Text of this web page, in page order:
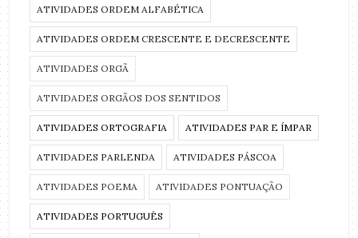
ATIVIDADES ORDEM ALFABÉTICA
ATIVIDADES ORDEM CRESCENTE E DECRESCENTE
ATIVIDADES ORGÃ
ATIVIDADES ORGÃOS DOS SENTIDOS
ATIVIDADES ORTOGRAFIA ATIVIDADES PAR E ÍMPAR
ATIVIDADES PARLENDA ATIVIDADES PÁSCOA
ATIVIDADES POEMA ATIVIDADES PONTUAÇÃO
ATIVIDADES PORTUGUÊS